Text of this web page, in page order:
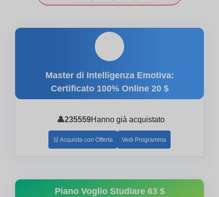
Master di Intelligenza Emotiva:
Certificato 100% Online 20 $
👤235559Hanno già acquistato
🛒 Acquista con Offerta Vedi Programma
Piano Voglio Studiare 63 $